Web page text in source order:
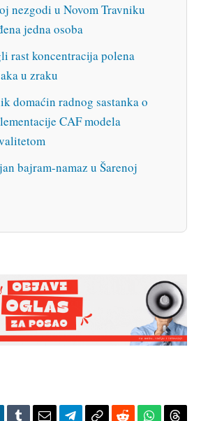
nezgodi u Novom Travniku
jedna osoba
rast koncentracija polena
u zraku
domaćin radnog sastanka o
CAF modela
bajram-namaz u Šarenoj